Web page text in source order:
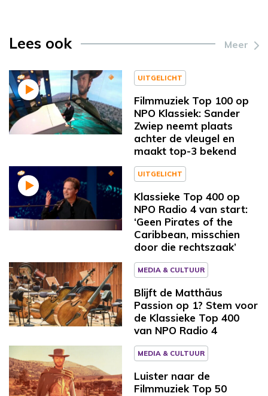
Lees ook Meer
UITGELICHT
Filmmuziek Top 100 op
NPO Klassiek: Sander
Zwiep neemt plaats
achter de vleugel en
maakt top-3 bekend
UITGELICHT
Klassieke Top 400 op
NPO Radio 4 van start:
‘Geen Pirates of the
Caribbean, misschien
door die rechtszaak’
MEDIA & CULTUUR
Blijft de Matthäus
Passion op 1? Stem voor
de Klassieke Top 400
van NPO Radio 4
MEDIA & CULTUUR
Luister naar de
Filmmuziek Top 50